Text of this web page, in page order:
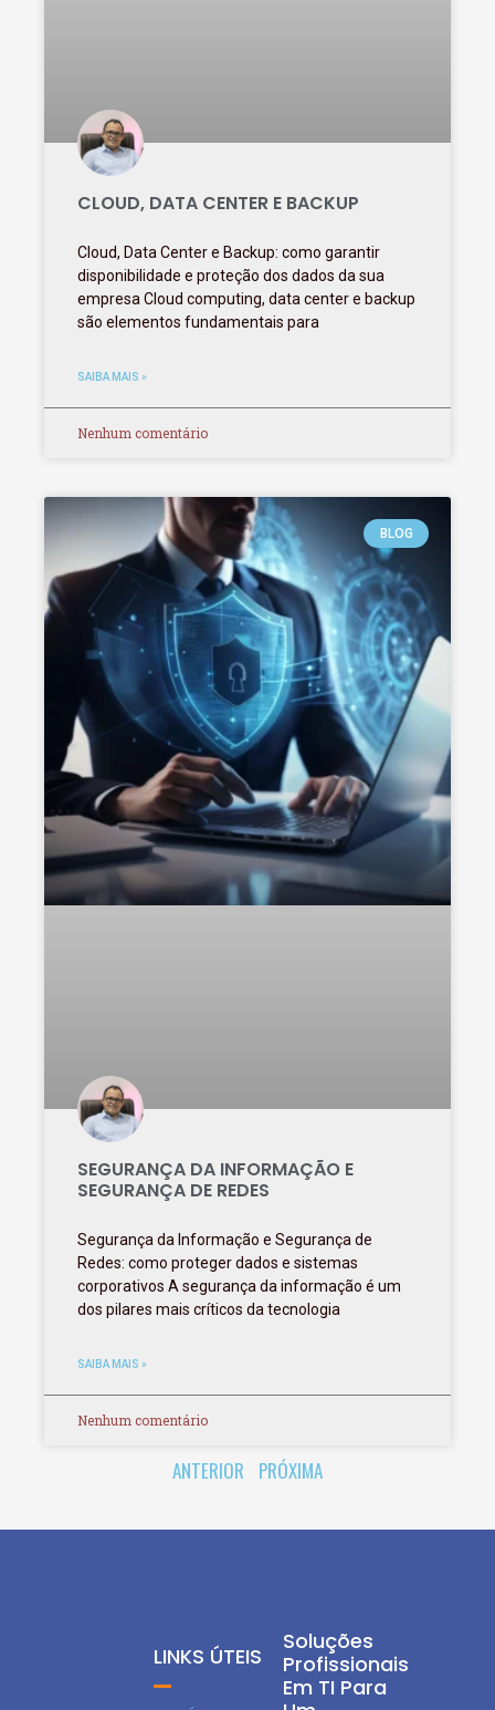
CLOUD, DATA CENTER E BACKUP
Cloud, Data Center e Backup: como garantir
disponibilidade e proteção dos dados da sua
empresa Cloud computing, data center e backup
são elementos fundamentais para
SAIBA MAIS »
Nenhum comentário
BLOG
SEGURANÇA DA INFORMAÇÃO E
SEGURANÇA DE REDES
Segurança da Informação e Segurança de
Redes: como proteger dados e sistemas
corporativos A segurança da informação é um
dos pilares mais críticos da tecnologia
SAIBA MAIS »
Nenhum comentário
ANTERIOR PRÓXIMA
Soluções
Profissionais
Em TI Para
LINKS ÚTEIS